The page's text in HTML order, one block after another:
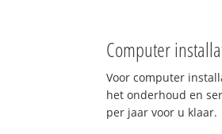
Computer
Voor computer
het onderhoud en
per jaar voor u klaar.